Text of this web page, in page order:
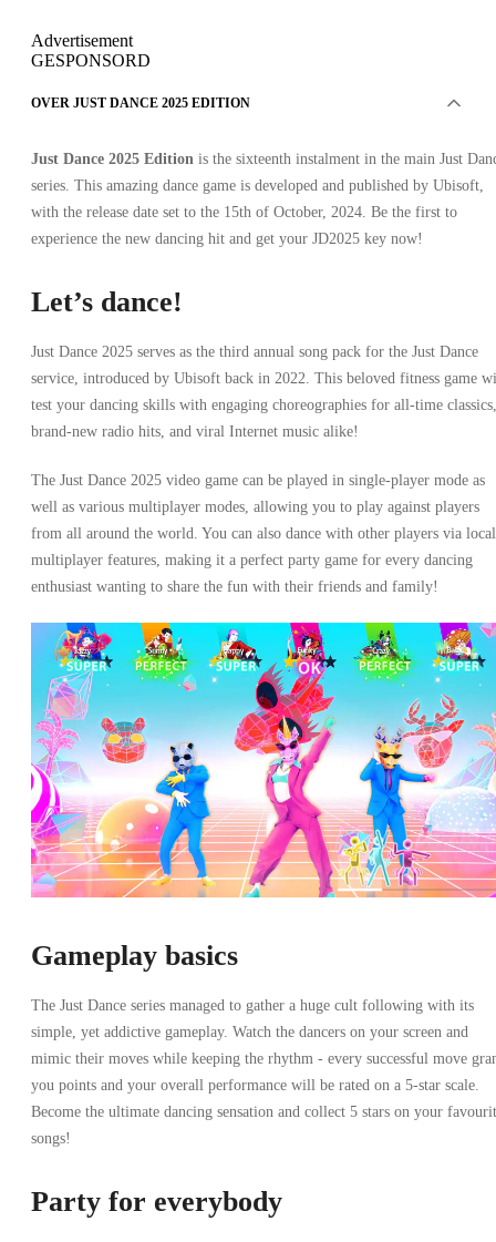
Advertisement
GESPONSORD
OVER JUST DANCE 2025 EDITION
Just Dance 2025 Edition is the sixteenth instalment in the main Just
series. This amazing dance game is developed and published by Ubisoft,
with the release date set to the 15th of October, 2024. Be the first to
experience the new dancing hit and get your JD2025 key now!
Let’s dance!
Just Dance 2025 serves as the third annual song pack for the Just Dance
service, introduced by Ubisoft back in 2022. This beloved fitness game
test your dancing skills with engaging choreographies for all-time classics,
brand-new radio hits, and viral Internet music alike!
The Just Dance 2025 video game can be played in single-player mode as
well as various multiplayer modes, allowing you to play against players
from all around the world. You can also dance with other players via local
multiplayer features, making it a perfect party game for every dancing
enthusiast wanting to share the fun with their friends and family!
Gameplay basics
The Just Dance series managed to gather a huge cult following with its
simple, yet addictive gameplay. Watch the dancers on your screen and
mimic their moves while keeping the rhythm - every successful move
you points and your overall performance will be rated on a 5-star scale.
Become the ultimate dancing sensation and collect 5 stars on your
songs!
Party for everybody